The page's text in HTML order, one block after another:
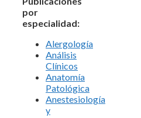
por
especialidad:
Alergología
Análisis
Clínicos
Anatomía
Patológica
Anestesiología
y